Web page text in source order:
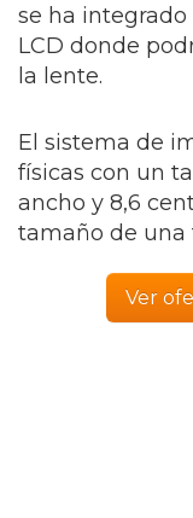
se ha integrado
LCD donde
la lente.
El sistema de
físicas con un
ancho y 8,6
tamaño de una
Ver